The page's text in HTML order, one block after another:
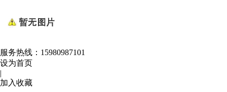
服务热线： 15980987101
设为首页
|
加入收藏